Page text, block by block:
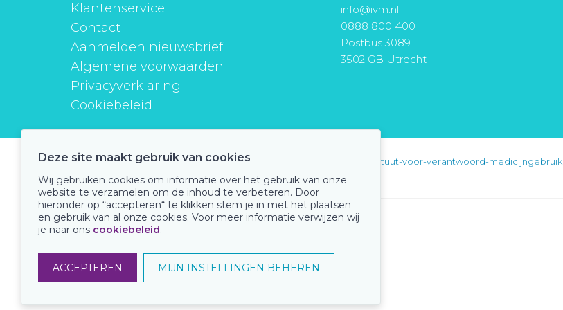
Klantenservice
Contact
Aanmelden nieuwsbrief
Algemene voorwaarden
Privacyverklaring
Cookiebeleid
info@ivm.nl
0888 800 400
Postbus 3089
3502 GB Utrecht
instituutverantwoordmedicijngebruik instituut-voor-verantwoord-medicijngebruik
Onze keurmerken
Deze site maakt gebruik van cookies
Wij gebruiken cookies om informatie over het gebruik van onze
website te verzamelen om de inhoud te verbeteren. Door
hieronder op “accepteren“ te klikken stem je in met het plaatsen
en gebruik van al onze cookies. Voor meer informatie verwijzen wij
je naar ons cookiebeleid.
ACCEPTEREN MIJN INSTELLINGEN BEHEREN